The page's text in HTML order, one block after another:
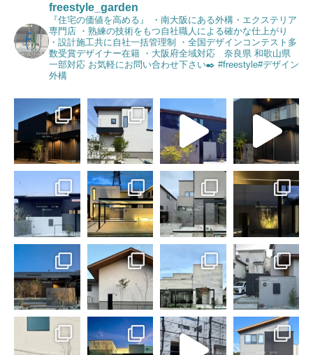
freestyle_garden
『住宅の価値を高める』
・南大阪にある外構・エクステリア
専門店 ・熟練の技術をもつ自社職人による確かな仕上がり
・設計施工共に自社一括管理制
・全国デザインコンテスト多
数受賞デザイナー在籍 ・大阪府全域対応 奈良県 和歌山県
一部対応 お気軽にお問い合わせ下さい✒️ #freestyle#デザイン
外構